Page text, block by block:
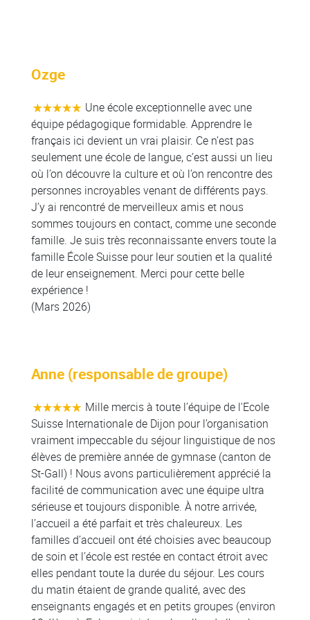
Ozge
Une école exceptionnelle avec une
équipe pédagogique formidable. Apprendre le
français ici devient un vrai plaisir. Ce n’est pas
seulement une école de langue, c’est aussi un lieu
où l’on découvre la culture et où l’on rencontre des
personnes incroyables venant de différents pays.
J’y ai rencontré de merveilleux amis et nous
sommes toujours en contact, comme une seconde
famille. Je suis très reconnaissante envers toute la
famille École Suisse pour leur soutien et la qualité
de leur enseignement. Merci pour cette belle
expérience !
(Mars 2026)
Anne (responsable de groupe)
Mille mercis à toute l’équipe de l'Ecole
Suisse Internationale de Dijon pour l’organisation
vraiment impeccable du séjour linguistique de nos
élèves de première année de gymnase (canton de
St-Gall) ! Nous avons particulièrement apprécié la
facilité de communication avec une équipe ultra
sérieuse et toujours disponible. À notre arrivée,
l’accueil a été parfait et très chaleureux. Les
familles d’accueil ont été choisies avec beaucoup
de soin et l’école est restée en contact étroit avec
elles pendant toute la durée du séjour. Les cours
du matin étaient de grande qualité, avec des
enseignants engagés et en petits groupes (environ